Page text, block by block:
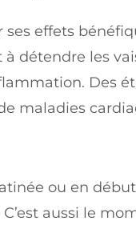
effets
détendre les
Des
maladies
ou en
aussi le